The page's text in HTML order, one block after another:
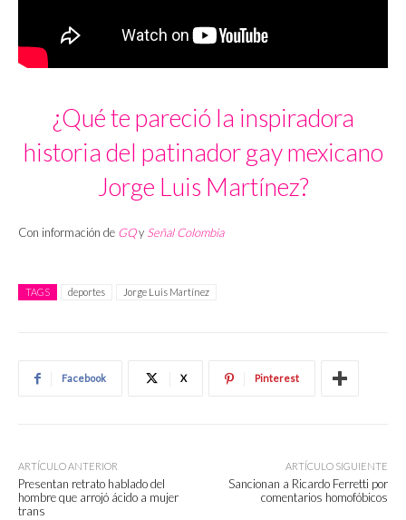
¿Qué te pareció la inspiradora
historia del patinador gay mexicano
Jorge Luis Martínez?
Con información de GQy Señal Colombia
TAGS deportes Jorge Luis Martínez
Facebook X Pinterest
ARTÍCULO ANTERIOR
Presentan retrato hablado del
hombre que arrojó ácido a mujer
trans
ARTÍCULO SIGUIENTE
Sancionan a Ricardo Ferretti por
comentarios homofóbicos